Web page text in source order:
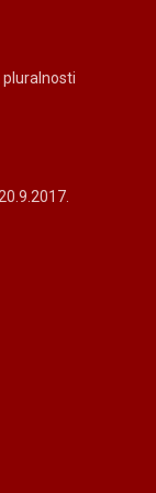
pluralnosti